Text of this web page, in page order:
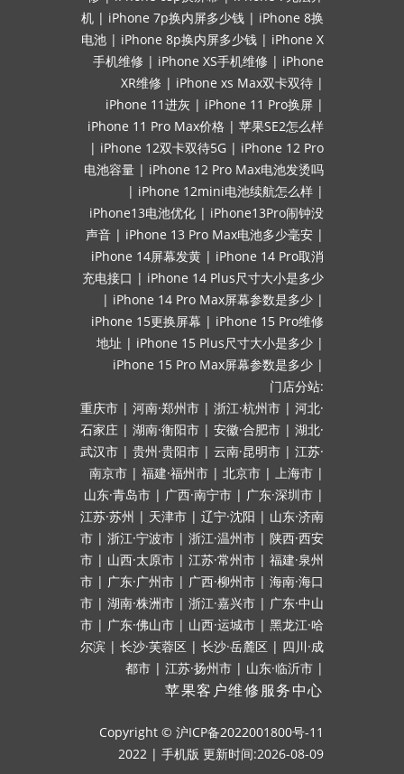
机 | iPhone 7p换内屏多少钱 | iPhone 8换
电池 | iPhone 8p换内屏多少钱 | iPhone X
手机维修 | iPhone XS手机维修 | iPhone
XR维修 | iPhone xs Max双卡双待 |
iPhone 11进灰 | iPhone 11 Pro换屏 |
iPhone 11 Pro Max价格 | 苹果SE2怎么样
| iPhone 12双卡双待5G | iPhone 12 Pro
电池容量 | iPhone 12 Pro Max电池发烫吗
| iPhone 12mini电池续航怎么样 |
iPhone13电池优化 | iPhone13Pro闹钟没
声音 | iPhone 13 Pro Max电池多少毫安 |
iPhone 14屏幕发黄 | iPhone 14 Pro取消
充电接口 | iPhone 14 Plus尺寸大小是多少
| iPhone 14 Pro Max屏幕参数是多少 |
iPhone 15更换屏幕 | iPhone 15 Pro维修
地址 | iPhone 15 Plus尺寸大小是多少 |
iPhone 15 Pro Max屏幕参数是多少 |
门店分站:
重庆市 | 河南·郑州市 | 浙江·杭州市 | 河北·
石家庄 | 湖南·衡阳市 | 安徽·合肥市 | 湖北·
武汉市 | 贵州·贵阳市 | 云南·昆明市 | 江苏·
南京市 | 福建·福州市 | 北京市 | 上海市 |
山东·青岛市 | 广西·南宁市 | 广东·深圳市 |
江苏·苏州 | 天津市 | 辽宁·沈阳 | 山东·济南
市 | 浙江·宁波市 | 浙江·温州市 | 陕西·西安
市 | 山西·太原市 | 江苏·常州市 | 福建·泉州
市 | 广东·广州市 | 广西·柳州市 | 海南·海口
市 | 湖南·株洲市 | 浙江·嘉兴市 | 广东·中山
市 | 广东·佛山市 | 山西·运城市 | 黑龙江·哈
尔滨 | 长沙·芙蓉区 | 长沙·岳麓区 | 四川·成
都市 | 江苏·扬州市 | 山东·临沂市 |
苹果客户维修服务中心
Copyright © 沪ICP备2022001800号-11
2022 | 手机版 更新时间:2026-08-09